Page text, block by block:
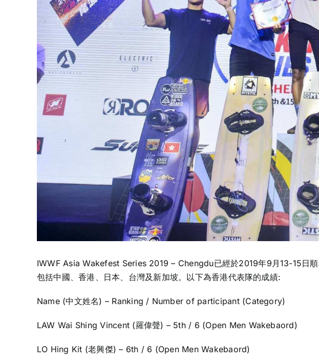
IWWF Asia Wakefest Series 2019 – Chengdu已經於2019年9月13-15日
包括中國、香港、日本、台灣及新加坡。以下為香港代表隊的成績:
Name (中文姓名) – Ranking / Number of participant (Category)
LAW Wai Shing Vincent (羅偉聲) – 5th / 6 (Open Men Wakebaord)
LO Hing Kit (老興傑) – 6th / 6 (Open Men Wakebaord)